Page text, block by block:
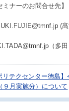
ミナーのお問合せ先】
(髙
（多田
リテクセンター徳島
９月実施分）について